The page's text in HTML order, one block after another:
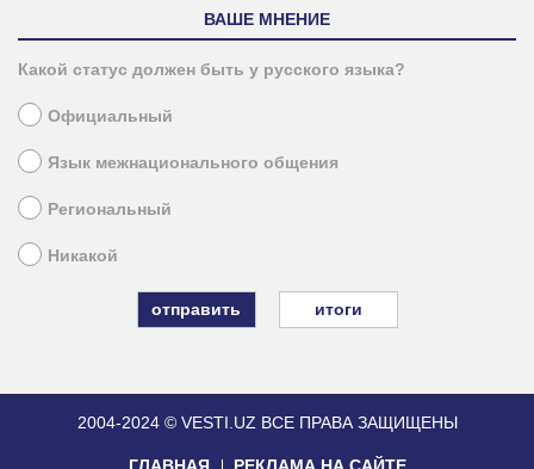
ВАШЕ МНЕНИЕ
Какой статус должен быть у русского языка?
Официальный
Язык межнационального общения
Региональный
Никакой
итоги
2004-2024 © VESTI.UZ ВСЕ ПРАВА ЗАЩИЩЕНЫ